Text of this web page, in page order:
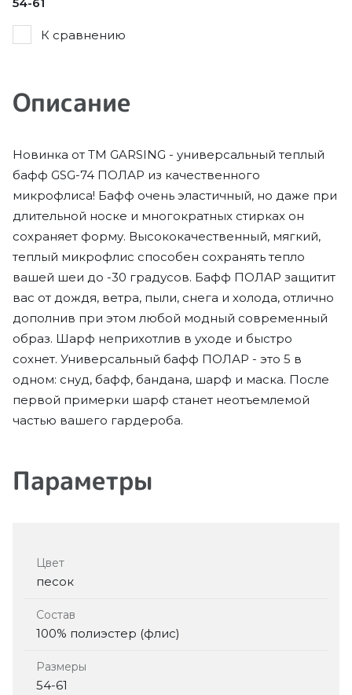
К сравнению
Описание
Новинка от ТМ GARSING - универсальный теплый
бафф GSG-74 ПОЛАР из качественного
микрофлиса! Бафф очень эластичный, но даже при
длительной носке и многократных стирках он
сохраняет форму. Высококачественный, мягкий,
теплый микрофлис способен сохранять тепло
вашей шеи до -30 градусов. Бафф ПОЛАР защитит
вас от дождя, ветра, пыли, снега и холода, отлично
дополнив при этом любой модный современный
образ. Шарф неприхотлив в уходе и быстро
сохнет. Универсальный бафф ПОЛАР - это 5 в
одном: снуд, бафф, бандана, шарф и маска. После
первой примерки шарф станет неотъемлемой
частью вашего гардероба.
Параметры
Цвет
песок
Состав
100% полиэстер (флис)
Размеры
54-61